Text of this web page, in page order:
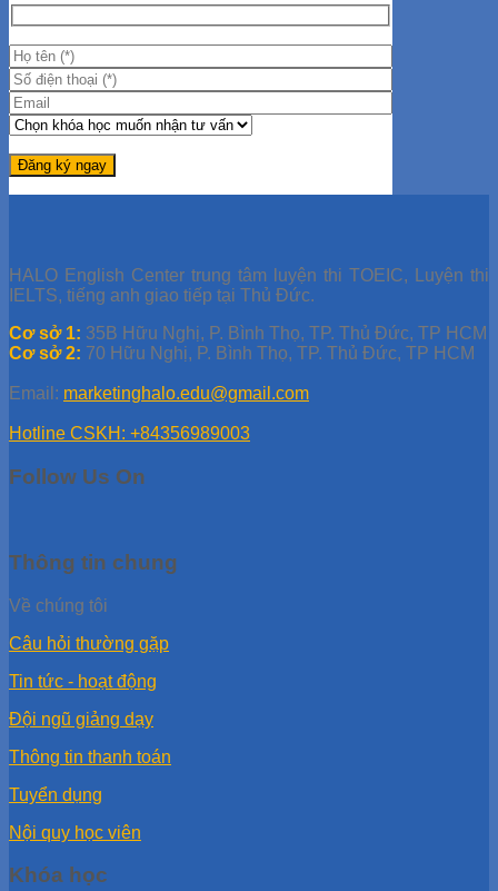
HALO English Center trung tâm luyện thi TOEIC, Luyện thi
IELTS, tiếng anh giao tiếp tại Thủ Đức.
Cơ sở 1: 35B Hữu Nghị, P. Bình Thọ, TP. Thủ Đức, TP HCM
Cơ sở 2: 70 Hữu Nghị, P. Bình Thọ, TP. Thủ Đức, TP HCM
Email: marketinghalo.edu@gmail.com
Hotline CSKH: +84356989003
Follow Us On
Thông tin chung
Về chúng tôi
Câu hỏi thường gặp
Tin tức - hoạt động
Đội ngũ giảng dạy
Thông tin thanh toán
Tuyển dụng
Nội quy học viên
Khóa học